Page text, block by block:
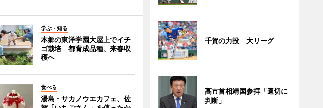
学ぶ・知る
本郷の東洋学園大屋上でイチ
ゴ栽培 都育成品種、来春収
穫へ
食べる
湯島・サカノウエカフェ、佐
千賀の力投 大リーグ
高市首相靖国参拝「適切に
判断」